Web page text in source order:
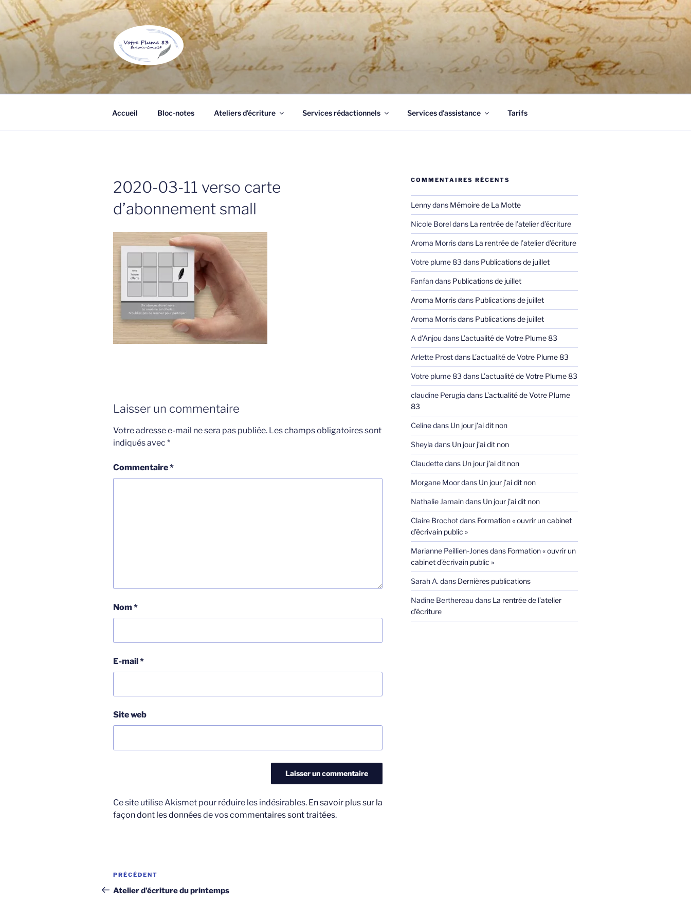
Aller
au
contenu
principal
VOTRE PLUME 83
Écrivain public et biographe à Draguignan, un professionnel de l'écrit à votre service pour tous vos documents.
Accueil Bloc-notes Ateliers d’écriture Services rédactionnels Services d’assistance Tarifs
2020-03-11 verso carte
d’abonnement small
Laisser un commentaire
Votre adresse e-mail ne sera pas publiée. Les champs obligatoires sont
indiqués avec *
Commentaire*
Nom *
E-mail*
Site web
Ce site utilise Akismet pour réduire les indésirables. En savoir plus sur la
façon dont les données de vos commentaires sont traitées.
Navigation
de
Article
précédent
PRÉCÉDENT
Atelier d’écriture du printemps
COMMENTAIRES RÉCENTS
Lennydans Mémoire de La Motte
Nicole Boreldans La rentrée de l’atelier d’écriture
Aroma Morrisdans La rentrée de l’atelier d’écriture
Votre plume 83 dans Publications de juillet
Fanfandans Publications de juillet
Aroma Morrisdans Publications de juillet
Aroma Morrisdans Publications de juillet
A d'Anjou dans L’actualité de Votre Plume 83
Arlette Prostdans L’actualité de Votre Plume 83
Votre plume 83 dans L’actualité de Votre Plume 83
claudine Perugia dans L’actualité de Votre Plume
83
Celinedans Un jour j’ai dit non
Sheyla dans Un jour j’ai dit non
Claudettedans Un jour j’ai dit non
Morgane Moordans Un jour j’ai dit non
Nathalie Jamaindans Un jour j’ai dit non
Claire Brochotdans Formation « ouvrir un cabinet
d’écrivain public »
Marianne Peillien-Jonesdans Formation « ouvrir un
cabinet d’écrivain public »
Sarah A. dans Dernières publications
Nadine Berthereau dans La rentrée de l’atelier
d’écriture